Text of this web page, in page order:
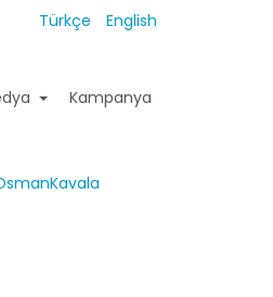
Türkçe English
Kampanya